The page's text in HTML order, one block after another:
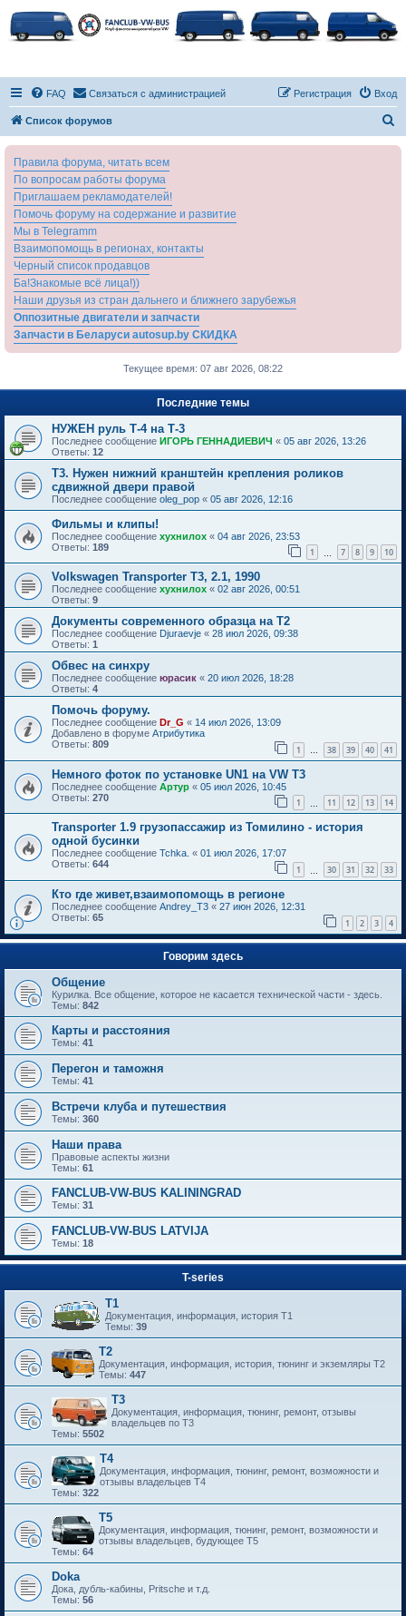
FAQ Связаться с администрацией Вход
Регистрация
Список форумов
Правила форума, читать всем
По вопросам работы форума
Приглашаем рекламодателей!
Помочь форуму на содержание и развитие
Мы в Telegramm
Взаимопомощь в регионах, контакты
Черный список продавцов
Ба!Знакомые всё лица!))
Наши друзья из стран дальнего и ближнего зарубежья
Оппозитные двигатели и запчасти
Запчасти в Беларуси autosup.by СКИДКА
Текущее время: 07 авг 2026, 08:22
Последние темы
НУЖЕН руль Т-4 на Т-3
Последнее сообщение ИГОРЬ ГЕННАДИЕВИЧ « 05 авг 2026, 13:26
Ответы: 12
Т3. Нужен нижний кранштейн крепления роликов
сдвижной двери правой
Последнее сообщение oleg_pop « 05 авг 2026, 12:16
Фильмы и клипы!
Последнее сообщение хухнилох « 04 авг 2026, 23:53
Ответы: 189 1 7 8 9 10
Volkswagen Transporter T3, 2.1, 1990
Последнее сообщение хухнилох « 02 авг 2026, 00:51
Ответы: 9
Документы современного образца на Т2
Последнее сообщение Djuraevje « 28 июл 2026, 09:38
Ответы: 1
Обвес на синхру
Последнее сообщение юрасик « 20 июл 2026, 18:28
Ответы: 4
Помочь форуму.
Последнее сообщение Dr_G « 14 июл 2026, 13:09
Добавлено в форуме Атрибутика
Ответы: 809 1 … 38 39 40 41
Немного фоток по установке UN1 на VW T3
Последнее сообщение Артур « 05 июл 2026, 10:45
Ответы: 270 1 11 12 13 14
Transporter 1.9 грузопассажир из Томилино - история
одной бусинки
Последнее сообщение Tchka. « 01 июл 2026, 17:07
Ответы: 644 1 30 31 32 33
Кто где живет,взаимопомощь в регионе
Последнее сообщение Andrey_T3 « 27 июн 2026, 12:31
Ответы: 65 1 2 3 4
Говорим здесь
Общение
Курилка. Все общение, которое не касается технической части - здесь.
Темы: 842
Карты и расстояния
Темы: 41
Перегон и таможня
Темы: 41
Встречи клуба и путешествия
Темы: 360
Наши права
Правовые аспекты жизни
Темы: 61
FANCLUB-VW-BUS KALININGRAD
Темы: 31
FANCLUB-VW-BUS LATVIJA
Темы: 18
T-series
T1
Документация, информация, история T1
Темы: 39
T2
Документация, информация, история, тюнинг и экземляры T2
Темы: 447
T3
Документация, информация, тюнинг, ремонт, отзывы
владельцев по T3
Темы: 5502
T4
Документация, информация, тюнинг, ремонт, возможности и
отзывы владельцев T4
Темы: 322
T5
Документация, информация, тюнинг, ремонт, возможности и
отзывы владельцев, будующее T5
Темы: 64
Doka
Дока, дубль-кабины, Pritsche и т.д.
Темы: 56